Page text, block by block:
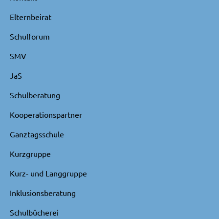
Elternbeirat
Schulforum
SMV
JaS
Schulberatung
Kooperationspartner
Ganztagsschule
Kurzgruppe
Kurz- und Langgruppe
Inklusionsberatung
Schulbücherei